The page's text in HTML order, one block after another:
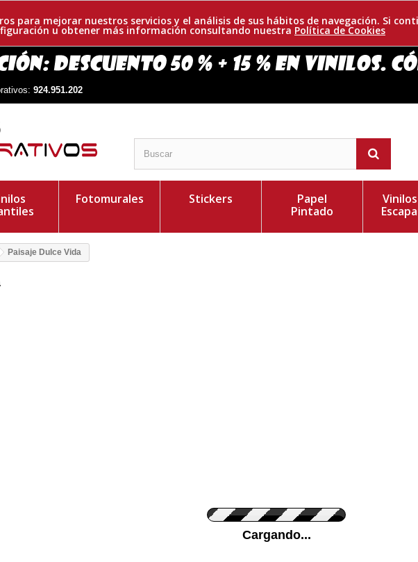
para mejorar nuestros servicios y el análisis de sus hábitos de navegación. Si
u obtener más información consultando nuestra Política de Cookies
924.951.202
Fotomurales Stickers
Papel
Pintado
Paisaje Dulce Vida
Cargando...
Pon tu foto de